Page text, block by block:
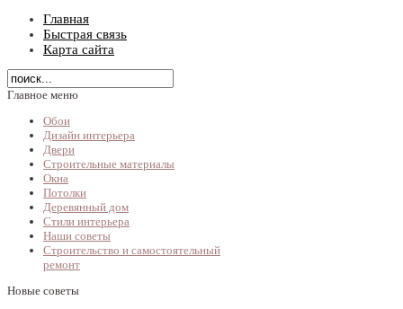
Главная
Быстрая связь
Карта сайта
Главное меню
Обои
Дизайн интерьера
Двери
Строительные материалы
Окна
Потолки
Деревянный дом
Стили интерьера
Наши советы
Строительство и самостоятельный
ремонт
Новые советы